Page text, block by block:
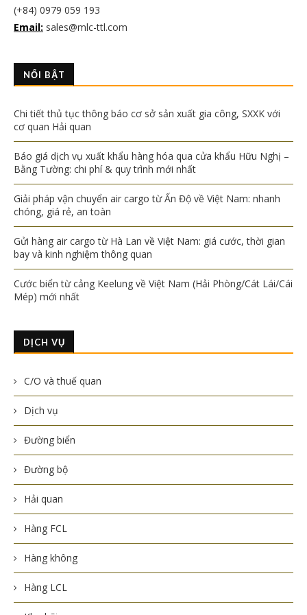
(+84) 0979 059 193
Email: sales@mlc-ttl.com
NỔI BẬT
Chi tiết thủ tục thông báo cơ sở sản xuất gia công, SXXK với
cơ quan Hải quan
Báo giá dịch vụ xuất khẩu hàng hóa qua cửa khẩu Hữu Nghị –
Bằng Tường: chi phí & quy trình mới nhất
Giải pháp vận chuyển air cargo từ Ấn Độ về Việt Nam: nhanh
chóng, giá rẻ, an toàn
Gửi hàng air cargo từ Hà Lan về Việt Nam: giá cước, thời gian
bay và kinh nghiệm thông quan
Cước biển từ cảng Keelung về Việt Nam (Hải Phòng/Cát Lái/Cái
Mép) mới nhất
DỊCH VỤ
C/O và thuế quan
Dịch vụ
Đường biển
Đường bộ
Hải quan
Hàng FCL
Hàng không
Hàng LCL